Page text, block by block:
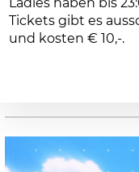
Ladies haben bis
Tickets gibt es
und kosten € 10,-.